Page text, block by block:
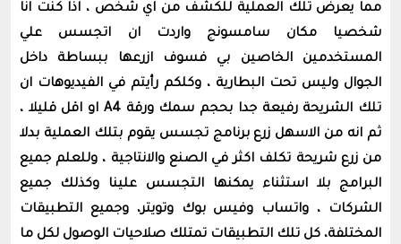
مما يعرض تلك العملية للكشف من اي شخص ، اذا كنت انا
شخصيا مكان سامسونج واردت ان اتجسس علي
المستخدمين الخاصين بي فسوف ازرعها ببساطة داخل
الجوال وليس تحت البطارية ، وكلكم رأيتم في الفيديوهات ان
تلك الشريحة رفيعة جدا بحجم سمك ورقة A4 او اقل قليلا ،
ثم انه من الاسهل زرع برنامج تجسس يقوم بتلك العملية بدلا
من زرع شريحة تكلف اكثر في الصنع والانتاجية ، وللعلم جميع
البرامج بلا استثناء يمكنها التجسس علينا وكذلك جميع
الشركات ، واتساب وفيس بوك وتويتر، وجميع التطبيقات
المختلفة، كل تلك التطبيقات تمتلك صلاحيات الوصول لكل ما